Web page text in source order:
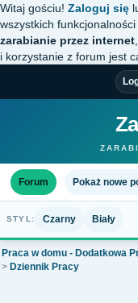
Witaj gościu! Zaloguj się
wszystkich
zarabianie przez internet
i korzystanie z forum jest
Forum Pokaż nowe
STYL: Czarny Biały
Praca w domu - Dodatkowa
> Dziennik Pracy